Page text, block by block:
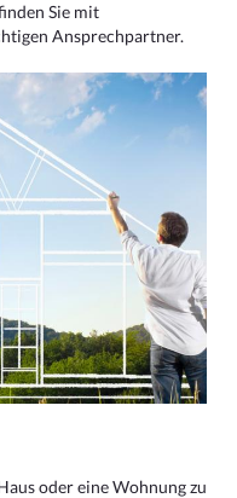
Sie mit
Ansprechpartner.
oder eine Wohnung zu